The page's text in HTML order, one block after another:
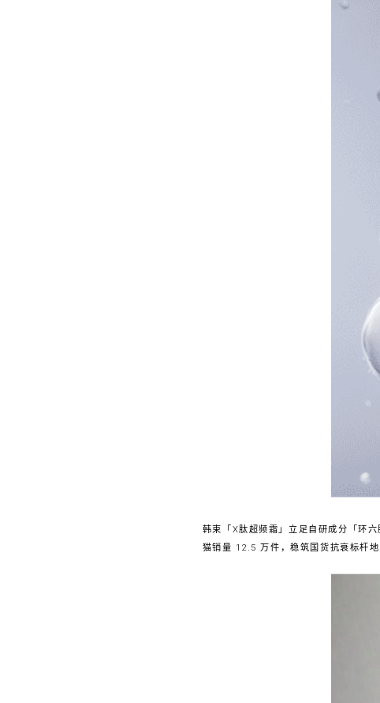
韩束「X肽超频霜」立足自研成分「环
猫销量 12.5 万件，稳筑国货抗衰标杆地